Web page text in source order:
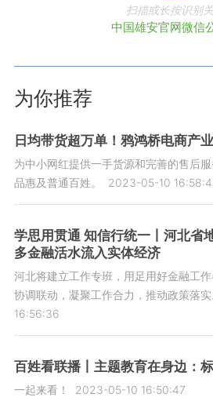
扫描或长按识别
中国雄安官网微信
为你推荐
日均带货超万单！鸦鸿桥电商产
为中小网红提供一手货源和完善的售后
品惠及普通百姓。
2023-05-10
学思用贯通 知信行统一丨河北省
多金融活水流入实体经济
河北将建立工作专班，用足用好金融工
协调联动，凝聚工作合力，推动政策落实
16:56:36
百姓看联播丨主题教育在身边：
一起来看！ 2023-05-10 16:50:47